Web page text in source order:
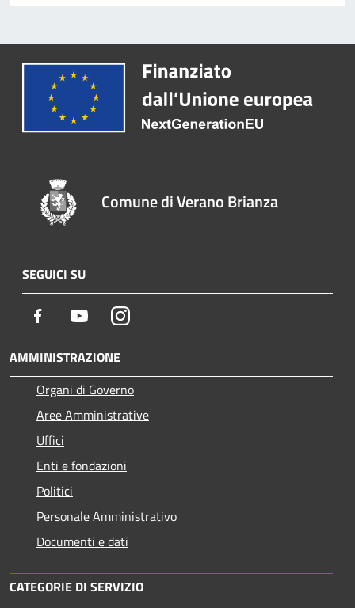
Comune di Verano Brianza
SEGUICI SU
Facebook YoutubeInstagram
AMMINISTRAZIONE
Organi di Governo
Aree Amministrative
Uffici
Enti e fondazioni
Politici
Personale Amministrativo
Documenti e dati
CATEGORIE DI SERVIZIO